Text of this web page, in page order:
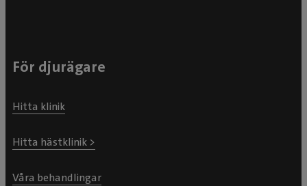
För djurägare
Hitta klinik
Hitta hästklinik >
Våra behandlingar